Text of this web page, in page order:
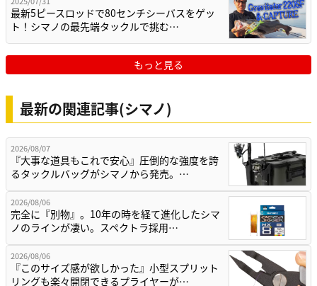
最新5ピースロッドで80センチシーバスをゲッ
ト！シマノの最先端タックルで挑む…
もっと見る
最新の関連記事(シマノ)
2026/08/07
『大事な道具もこれで安心』圧倒的な強度を誇
るタックルバッグがシマノから発売。…
2026/08/06
完全に『別物』。10年の時を経て進化したシマ
ノのラインが凄い。スペクトラ採用…
2026/08/06
『このサイズ感が欲しかった』小型スプリット
リングも楽々開閉できるプライヤーが…